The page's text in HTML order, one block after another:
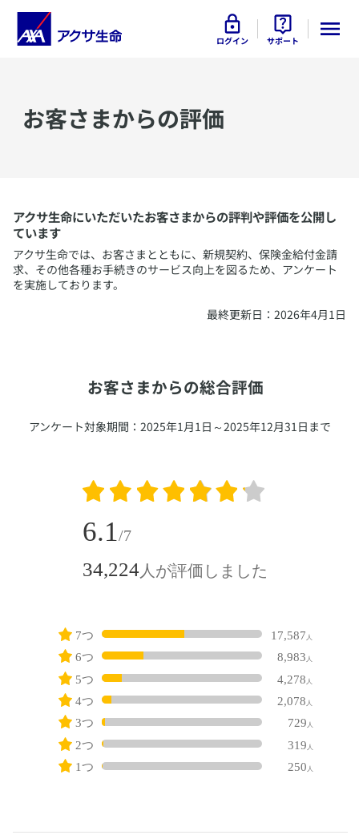
ログイン サポート
​お客さまからの評価
アクサ生命にいただいたお客さまからの評判や評価を公開し
ています
アクサ生命では、お客さまとともに、新規契約、保険金給付金請
求、その他各種お手続きのサービス向上を図るため、アンケート
を実施しております。
​最終更新日：2026年4月1日
​お客さまからの総合評価
​アンケート対象期間：2025年1月1日～2025年12月31日まで